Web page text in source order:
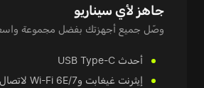
جاهز لأي سيناريو
وصّل جميع أجهزتك بفضل مجموعة
أحدث USB Type-C
إيثرنت غيغابت وWi-Fi 6E/7 لاتصال مستقر.